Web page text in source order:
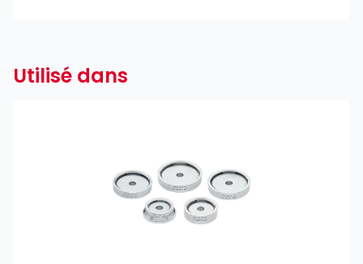
Utilisé dans